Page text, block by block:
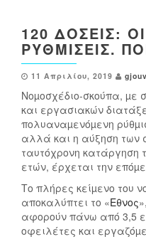
120 ΔΌΣΕΙΣ:
ΡΥΘΜΊΣΕΙΣ.
11 Απριλίου, 2019
Νοµοσχέδιο-σκούπα,
και εργασιακών
πολυαναµενόµενη
αλλά και η αύξηση των
ταυτόχρονη κατάργηση
ετών, έρχεται την
Το πλήρες κείµενο του
αποκαλύπτει το «Εθνος
αφορούν πάνω από 3,5
οφειλέτες και